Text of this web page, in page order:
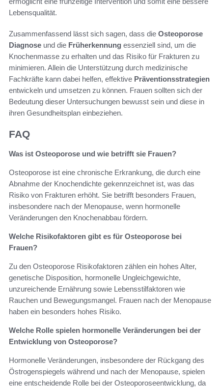
Lebensqualität.
Zusammenfassend lässt sich sagen, dass die Osteoporose
Diagnose und die Früherkennung essenziell sind, um die
Knochenmasse zu erhalten und das Risiko für Frakturen zu
minimieren. Allein die Unterstützung durch medizinische
Fachkräfte kann dabei helfen, effektive Präventionsstrategien
entwickeln und umsetzen zu können. Frauen sollten sich der
Bedeutung dieser Untersuchungen bewusst sein und diese in
ihren Gesundheitsplan einbeziehen.
FAQ
Was ist Osteoporose und wie betrifft sie Frauen?
Osteoporose ist eine chronische Erkrankung, die durch eine
Abnahme der Knochendichte gekennzeichnet ist, was das
Risiko von Frakturen erhöht. Sie betrifft besonders Frauen,
insbesondere nach der Menopause, wenn hormonelle
Veränderungen den Knochenabbau fördern.
Welche Risikofaktoren gibt es für Osteoporose bei
Frauen?
Zu den Osteoporose Risikofaktoren zählen ein hohes Alter,
genetische Disposition, hormonelle Ungleichgewichte,
unzureichende Ernährung sowie Lebensstilfaktoren wie
Rauchen und Bewegungsmangel. Frauen nach der Menopause
haben ein besonders hohes Risiko.
Welche Rolle spielen hormonelle Veränderungen bei der
Entwicklung von Osteoporose?
Hormonelle Veränderungen, insbesondere der Rückgang des
Östrogenspiegels während und nach der Menopause, spielen
eine entscheidende Rolle bei der Osteoporoseentwicklung, da